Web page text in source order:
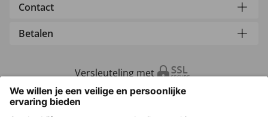
Contact
Betalen
Versleuteling met